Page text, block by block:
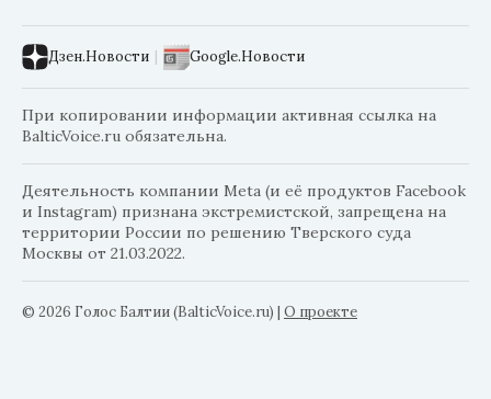
Дзен.Новости | Google.Новости
При копировании информации активная ссылка на
BalticVoice.ru обязательна.
Деятельность компании Meta (и её продуктов Facebook
и Instagram) признана экстремистской, запрещена на
территории России по решению Тверского суда
Москвы от 21.03.2022.
© 2026 Голос Балтии (BalticVoice.ru) | О проекте